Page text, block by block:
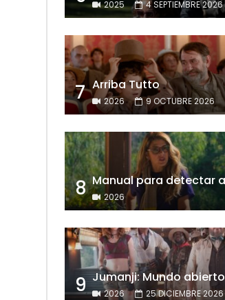
2025 4 SEPTIEMBRE 2026
7 Arriba Tutto
2026 9 OCTUBRE 2026
8 2026
9 Jumanji: Mundo abierto
2026 25 DICIEMBRE 2026